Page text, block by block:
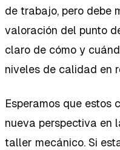
de trabajo, pero debe
valoración del punto
claro de cómo y
niveles de calidad en
Esperamos que estos
nueva perspectiva en
taller mecánico. Si